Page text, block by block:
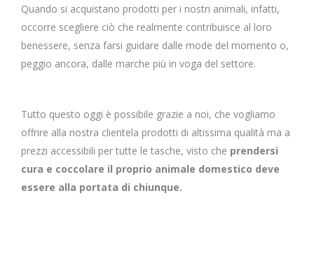
Quando si acquistano prodotti per i nostri animali, infatti,
occorre scegliere ciò che realmente contribuisce al loro
benessere, senza farsi guidare dalle mode del momento o,
peggio ancora, dalle marche più in voga del settore.
Tutto questo oggi è possibile grazie a noi, che vogliamo
offrire alla nostra clientela prodotti di altissima qualità ma a
prezzi accessibili per tutte le tasche, visto che prendersi
cura e coccolare il proprio animale domestico deve
essere alla portata di chiunque.